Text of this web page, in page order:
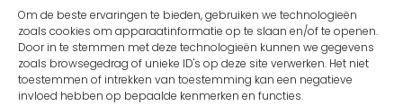
Om de beste ervaringen te bieden, gebruiken we technologieën
zoals cookies om apparaatinformatie op te slaan en/of te openen.
Door in te stemmen met deze technologieën kunnen we gegevens
zoals browsegedrag of unieke ID's op deze site verwerken. Het niet
toestemmen of intrekken van toestemming kan een negatieve
invloed hebben op bepaalde kenmerken en functies.